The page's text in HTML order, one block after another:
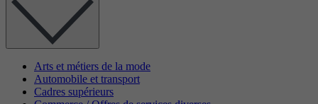
Arts et métiers de la mode
Automobile et transport
Cadres supérieurs